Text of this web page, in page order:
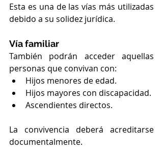
Esta es una de las vías más utilizadas
debido a su solidez jurídica.
Vía familiar
También podrán acceder aquellas
personas que convivan con:
Hijos menores de edad.
Hijos mayores con discapacidad.
Ascendientes directos.
La convivencia deberá acreditarse
documentalmente.